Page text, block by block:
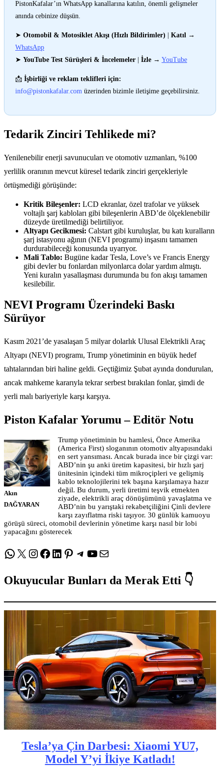
PistonKafalar’ın WhatsApp kanallarına katılın, önemli gelişmeler
anında cebinize düşsün.
➤ Otomobil & Motosiklet Akışı (Hızlı Bildirimler) Katıl →
WhatsApp
➤ YouTube Test Sürüşleri & İncelemeler İzle → YouTube
📩 İşbirliği ve reklam teklifleri için:
info@pistonkafalar.com üzerinden bizimle iletişime geçebilirsiniz.
Tedarik Zinciri Tehlikede mi?
Yenilenebilir enerji savunucuları ve otomotiv uzmanları, %100
yerlilik oranının mevcut küresel tedarik zinciri gerçekleriyle
örtüşmediği görüşünde:
Kritik Bileşenler: LCD ekranlar, özel trafolar ve yüksek
voltajlı şarj kabloları gibi bileşenlerin ABD’de ölçeklenebilir
düzeyde üretilmediği belirtiliyor.
Altyapı Gecikmesi: Calstart gibi kuruluşlar, bu katı kuralların
şarj istasyonu ağının (NEVI programı) inşasını tamamen
durdurabileceği konusunda uyarıyor.
Mali Tablo: Bugüne kadar Tesla, Love’s ve Francis Energy
gibi devler bu fonlardan milyonlarca dolar yardım almıştı.
Yeni kuralın yasallaşması durumunda bu fon akışı tamamen
kesilebilir.
NEVI Programı Üzerindeki Baskı
Sürüyor
Kasım 2021’de yasalaşan 5 milyar dolarlık Ulusal Elektrikli Araç
Altyapı (NEVI) programı, Trump yönetiminin en büyük hedef
tahtalarından biri haline geldi. Geçtiğimiz Şubat ayında dondurulan,
ancak mahkeme kararıyla tekrar serbest bırakılan fonlar, şimdi de
yerli malı bariyeriyle karşı karşıya.
Piston Kafalar Yorumu – Editör Notu
Akın
DAĞYARAN
Trump yönetiminin bu hamlesi, Önce Amerika
(America First) sloganının otomotiv altyapısındaki
en sert yansıması. Ancak burada ince bir çizgi var:
ABD’nin şu anki üretim kapasitesi, bir hızlı şarj
ünitesinin içindeki tüm mikroçipleri ve gelişmiş
kablo teknolojilerini tek başına karşılamaya hazır
değil. Bu durum, yerli üretimi teşvik etmekten
ziyade, elektrikli araç dönüşümünü yavaşlatma ve
ABD’nin bu yarıştaki rekabetçiliğini Çinli devlere
karşı zayıflatma riski taşıyor. 30 günlük kamuoyu
görüşü süreci, otomobil devlerinin yönetime karşı nasıl bir lobi
yapacağını gösterecek
WhatsApp
X Instagram
Facebook
LinkedIn
Pinterest
Telegram
YouTube
E-posta
Okuyucular Bunları da Merak Etti 👇
Tesla’ya Çin Darbesi: Xiaomi YU7,
Model Y’yi İkiye Katladı!